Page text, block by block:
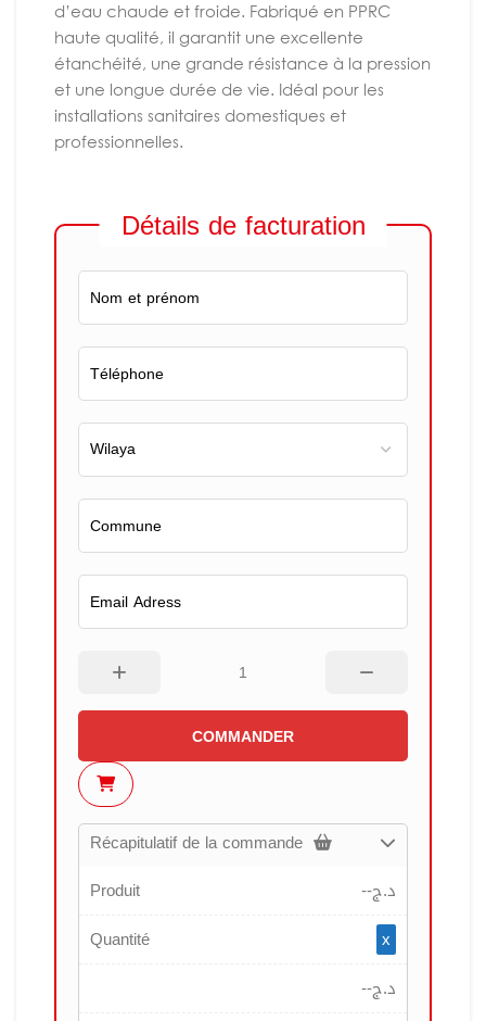
d’eau chaude et froide. Fabriqué en PPRC
haute qualité, il garantit une excellente
étanchéité, une grande résistance à la pression
et une longue durée de vie. Idéal pour les
installations sanitaires domestiques et
professionnelles.
Détails de facturation
COMMANDER
Récapitulatif de la commande
Produit
--د.ج
Quantité
x
--د.ج